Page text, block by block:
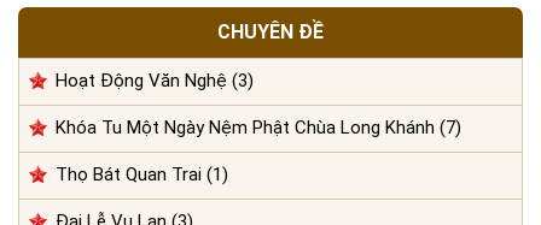
CHUYÊN ĐỀ
Hoạt Động Văn Nghệ (3)
Khóa Tu Một Ngày Nệm Phật Chùa Long Khánh (7)
Thọ Bát Quan Trai (1)